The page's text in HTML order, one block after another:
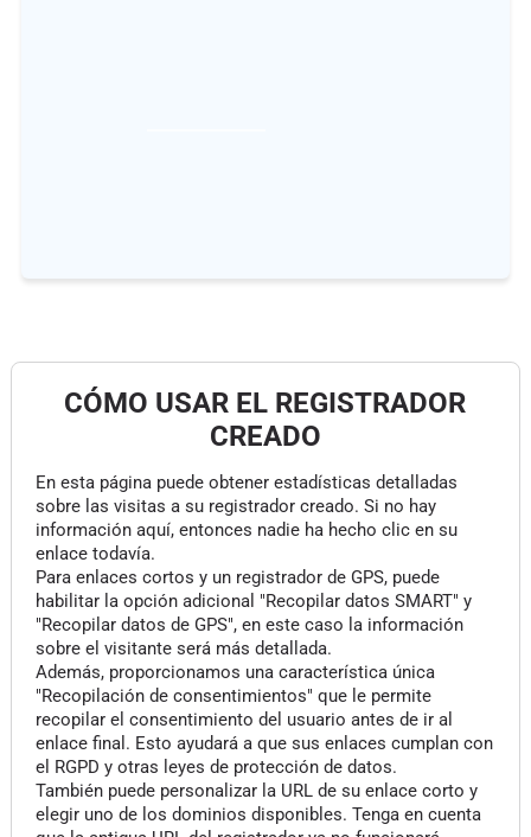
CÓMO USAR EL REGISTRADOR
CREADO
En esta página puede obtener estadísticas detalladas
sobre las visitas a su registrador creado. Si no hay
información aquí, entonces nadie ha hecho clic en su
enlace todavía.
Para enlaces cortos y un registrador de GPS, puede
habilitar la opción adicional "Recopilar datos SMART" y
"Recopilar datos de GPS", en este caso la información
sobre el visitante será más detallada.
Además, proporcionamos una característica única
"Recopilación de consentimientos" que le permite
recopilar el consentimiento del usuario antes de ir al
enlace final. Esto ayudará a que sus enlaces cumplan con
el RGPD y otras leyes de protección de datos.
También puede personalizar la URL de su enlace corto y
elegir uno de los dominios disponibles. Tenga en cuenta